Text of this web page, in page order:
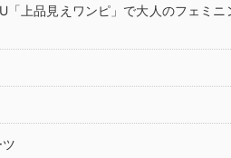
上品見えワンピ」で大人のフェミニ